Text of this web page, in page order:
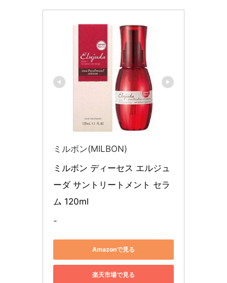
ミルボン(MILBON)
ミルボン ディーセス エルジュ
ーダ サントリートメント セラ
ム 120ml
-
Amazonで見る
楽天市場で見る